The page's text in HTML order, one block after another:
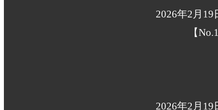
2026年2月19
【
2026年2月19